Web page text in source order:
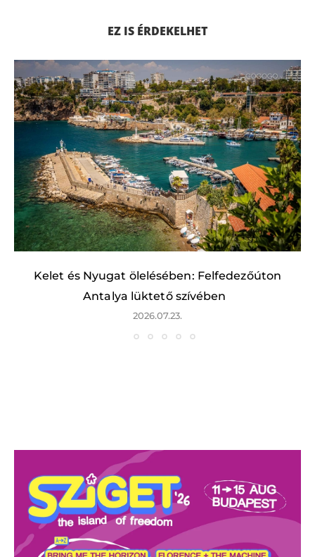
EZ IS ÉRDEKELHET
Kelet és Nyugat ölelésében: Felfedezőúton
Antalya lüktető szívében
2026.07.23.